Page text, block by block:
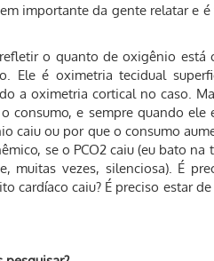
importante da gente relatar e
o quanto de oxigênio está
Ele é oximetria tecidual
a oximetria cortical no caso.
e sempre quando ele
caiu ou por que o consumo
se o PCO2 caiu (eu bato na
muitas vezes, silenciosa). É
cardíaco caiu? É preciso estar